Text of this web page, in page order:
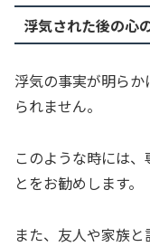
浮気された後の心
浮気の事実が明ら
られません。
このような時には
とをお勧めします。
また、友人や家族